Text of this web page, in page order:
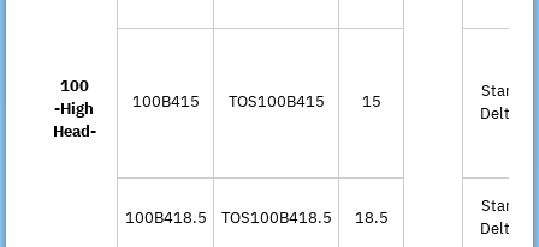
100
-High
Head-
100B415 TOS100B415 15
Star-
Delta
100B418.5 TOS100B418.5 18.5
Star-
Delta